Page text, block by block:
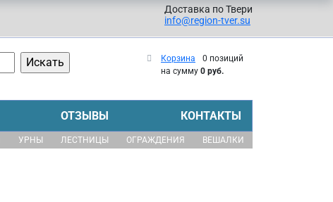
Доставка по Твери
info@region-tver.su
Корзина
0 позиций
на сумму 0 руб.
ОТЗЫВЫ КОНТАКТЫ
УРНЫ ЛЕСТНИЦЫ ОГРАЖДЕНИЯ ВЕШАЛКИ